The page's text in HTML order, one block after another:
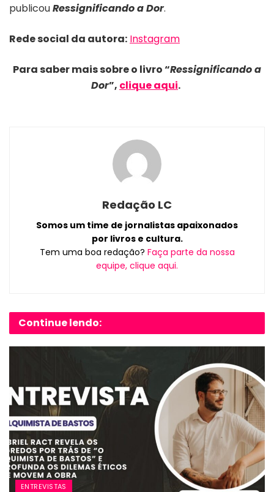
publicouRessignificando a Dor.
Rede social da autora: Instagram
Para saber mais sobre o livro “Ressignificando a
Dor”, clique aqui.
Redação LC
Somos um time de jornalistas apaixonados
por livros e cultura.
Tem uma boa redação? Faça parte da nossa
equipe, clique aqui.
Continue lendo:
ENTREVISTAS